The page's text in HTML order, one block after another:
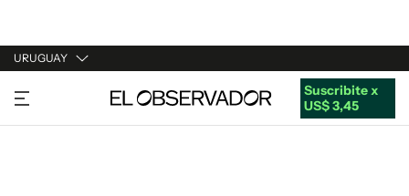
URUGUAY
URUGUAY
ARGENTINA
Suscribite x
US$ 3,45